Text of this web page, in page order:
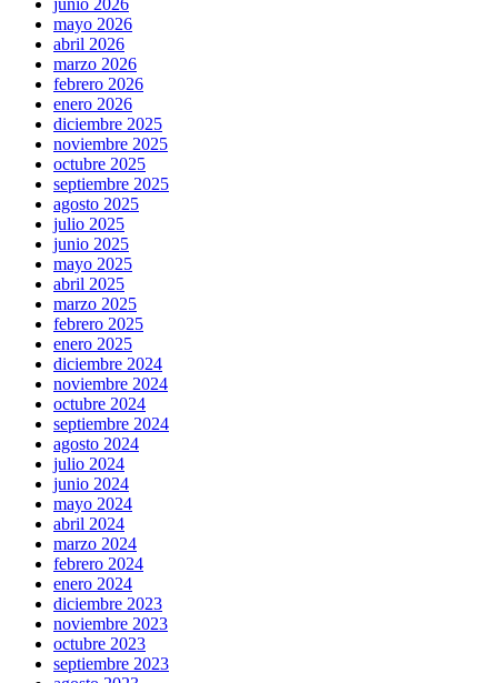
junio 2026
mayo 2026
abril 2026
marzo 2026
febrero 2026
enero 2026
diciembre 2025
noviembre 2025
octubre 2025
septiembre 2025
agosto 2025
julio 2025
junio 2025
mayo 2025
abril 2025
marzo 2025
febrero 2025
enero 2025
diciembre 2024
noviembre 2024
octubre 2024
septiembre 2024
agosto 2024
julio 2024
junio 2024
mayo 2024
abril 2024
marzo 2024
febrero 2024
enero 2024
diciembre 2023
noviembre 2023
octubre 2023
septiembre 2023